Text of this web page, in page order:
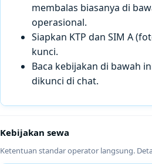
membalas biasanya di
operasional.
Siapkan KTP dan SIM A
kunci.
Baca kebijakan di bawah
dikunci di chat.
Kebijakan sewa
Ketentuan standar operator langsung.